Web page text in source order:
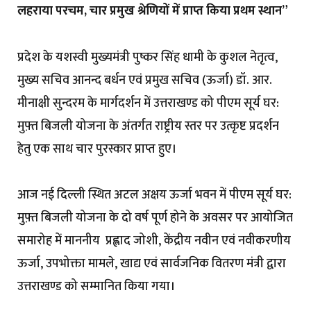
लहराया परचम, चार प्रमुख श्रेणियों में प्राप्त किया प्रथम स्थान”
प्रदेश के यशस्वी मुख्यमंत्री पुष्कर सिंह धामी के कुशल नेतृत्व,
मुख्य सचिव आनन्द बर्धन एवं प्रमुख सचिव (ऊर्जा) डॉ. आर.
मीनाक्षी सुन्दरम के मार्गदर्शन में उत्तराखण्ड को पीएम सूर्य घर:
मुफ़्त बिजली योजना के अंतर्गत राष्ट्रीय स्तर पर उत्कृष्ट प्रदर्शन
हेतु एक साथ चार पुरस्कार प्राप्त हुए।
आज नई दिल्ली स्थित अटल अक्षय ऊर्जा भवन में पीएम सूर्य घर:
मुफ़्त बिजली योजना के दो वर्ष पूर्ण होने के अवसर पर आयोजित
समारोह में माननीय प्रह्लाद जोशी, केंद्रीय नवीन एवं नवीकरणीय
ऊर्जा, उपभोक्ता मामले, खाद्य एवं सार्वजनिक वितरण मंत्री द्वारा
उत्तराखण्ड को सम्मानित किया गया।